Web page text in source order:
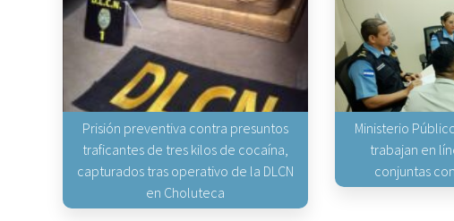
Prisión preventiva contra presuntos
traficantes de tres kilos de cocaína,
capturados tras operativo de la DLCN
en Choluteca
Ministerio
trabajan en
conjuntas